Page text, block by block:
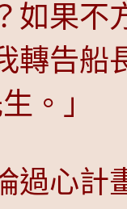
如果
轉告船
。」
過心計